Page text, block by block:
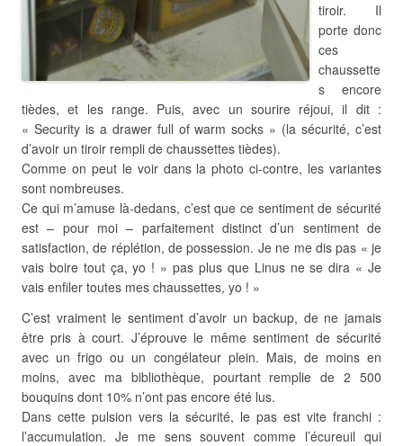
tiroir. Il
porte donc
ces
chaussette
s encore
tièdes, et les range. Puis, avec un sourire réjoui, il dit :
« Security is a drawer full of warm socks » (la sécurité, c’est
d’avoir un tiroir rempli de chaussettes tièdes).
Comme on peut le voir dans la photo ci-contre, les variantes
sont nombreuses.
Ce qui m’amuse là-dedans, c’est que ce sentiment de sécurité
est – pour moi – parfaitement distinct d’un sentiment de
satisfaction, de réplétion, de possession. Je ne me dis pas « je
vais boire tout ça, yo ! » pas plus que Linus ne se dira « Je
vais enfiler toutes mes chaussettes, yo ! »
C’est vraiment le sentiment d’avoir un backup, de ne jamais
être pris à court. J’éprouve le même sentiment de sécurité
avec un frigo ou un congélateur plein. Mais, de moins en
moins, avec ma bibliothèque, pourtant remplie de 2 500
bouquins dont 10% n’ont pas encore été lus.
Dans cette pulsion vers la sécurité, le pas est vite franchi :
l’accumulation. Je me sens souvent comme l’écureuil qui